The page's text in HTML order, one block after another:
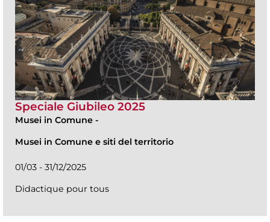
Speciale Giubileo 2025
Musei in Comune -
Musei in Comune e siti del territorio
01/03 - 31/12/2025
Didactique pour tous